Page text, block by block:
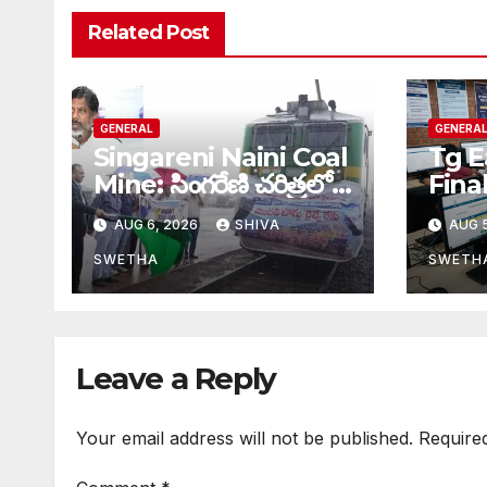
Related Post
GENERAL
Singareni Naini Coal
Mine: సింగరేణి చరిత్రలో
చారిత్రాత్మక ఘట్టం…
AUG 6, 2026 SHIVA
SWETHA
GENERAL
Tg
ఫేజ్AUG
Leave a Reply
Your email address will not be published.